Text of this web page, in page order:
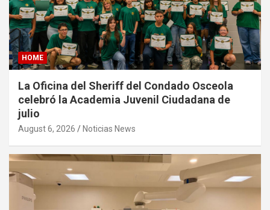
HOME
La Oficina del Sheriff del Condado Osceola
celebró la Academia Juvenil Ciudadana de
julio
August 6, 2026 Noticias News